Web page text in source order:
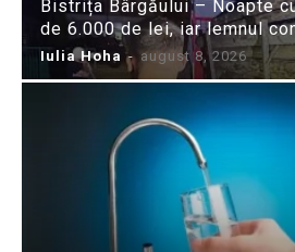
Bistrița Bârgăului – Noapte
de 6.000 de lei, iar lemnul
Iulia Hoha - august 8, 2026